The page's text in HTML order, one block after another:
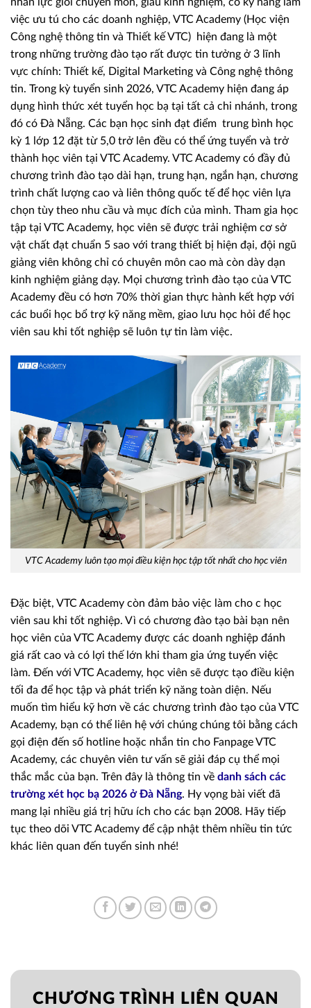
việc ưu tú cho các doanh nghiệp, VTC Academy (Học viện
Công nghệ thông tin và Thiết kế VTC) hiện đang là một
trong những trường đào tạo rất được tin tưởng ở 3 lĩnh
vực chính: Thiết kế, Digital Marketing và Công nghệ thông
tin. Trong kỳ tuyển sinh 2026, VTC Academy hiện đang áp
dụng hình thức xét tuyển học bạ tại tất cả chi nhánh, trong
đó có Đà Nẵng. Các bạn học sinh đạt điểm trung bình học
kỳ 1 lớp 12 đặt từ 5,0 trở lên đều có thể ứng tuyển và trở
thành học viên tại VTC Academy. VTC Academy có đầy đủ
chương trình đào tạo dài hạn, trung hạn, ngắn hạn, chương
trình chất lượng cao và liên thông quốc tế để học viên lựa
chọn tùy theo nhu cầu và mục đích của mình. Tham gia học
tập tại VTC Academy, học viên sẽ được trải nghiệm cơ sở
vật chất đạt chuẩn 5 sao với trang thiết bị hiện đại, đội ngũ
giảng viên không chỉ có chuyên môn cao mà còn dày dạn
kinh nghiệm giảng dạy. Mọi chương trình đào tạo của VTC
Academy đều có hơn 70% thời gian thực hành kết hợp với
các buổi học bổ trợ kỹ năng mềm, giao lưu học hỏi để học
viên sau khi tốt nghiệp sẽ luôn tự tin làm việc.
VTC Academy luôn tạo mọi điều kiện học tập tốt nhất cho học viên
Đặc biệt, VTC Academy còn đảm bảo việc làm cho c học
viên sau khi tốt nghiệp. Vì có chương đào tạo bài bạn nên
học viên của VTC Academy được các doanh nghiệp đánh
giá rất cao và có lợi thế lớn khi tham gia ứng tuyển việc
làm. Đến với VTC Academy, học viên sẽ được tạo điều kiện
tối đa để học tập và phát triển kỹ năng toàn diện. Nếu
muốn tìm hiểu kỹ hơn về các chương trình đào tạo của VTC
Academy, bạn có thể liên hệ với chúng chúng tôi bằng cách
gọi điện đến số hotline hoặc nhắn tin cho Fanpage VTC
Academy, các chuyên viên tư vấn sẽ giải đáp cụ thể mọi
thắc mắc của bạn. Trên đây là thông tin về danh sách các
trường xét học bạ 2026 ở Đà Nẵng. Hy vọng bài viết đã
mang lại nhiều giá trị hữu ích cho các bạn 2008. Hãy tiếp
tục theo dõi VTC Academy để cập nhật thêm nhiều tin tức
khác liên quan đến tuyển sinh nhé!
CHƯƠNG TRÌNH LIÊN QUAN